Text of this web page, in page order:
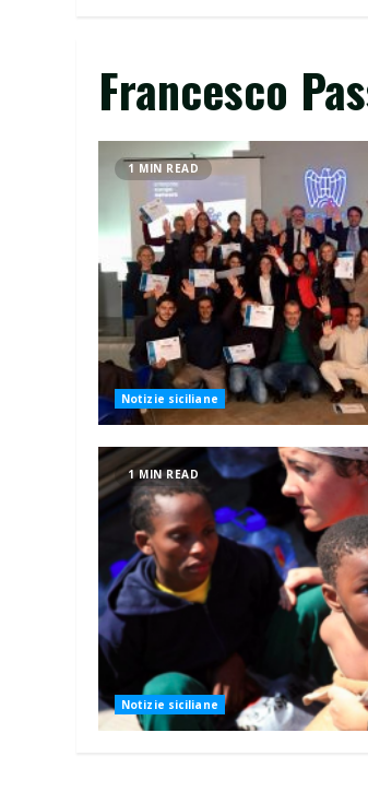
Francesco
1 MIN READ
Notizie siciliane
1 MIN READ
Notizie siciliane